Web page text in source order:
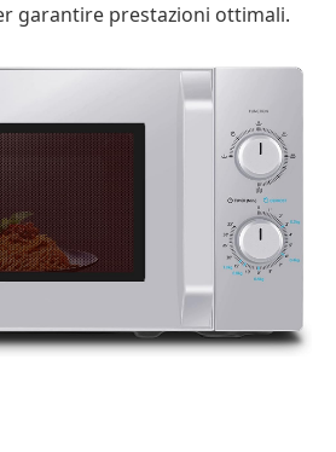
garantire prestazioni ottimali.